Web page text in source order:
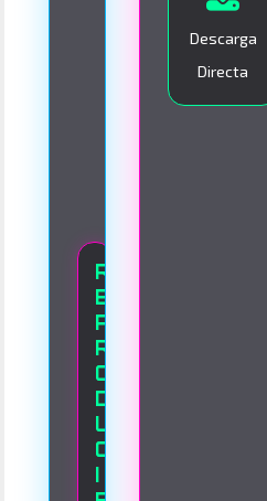
R
E
P
R
O
D
U
C
I
Descarga
Directa